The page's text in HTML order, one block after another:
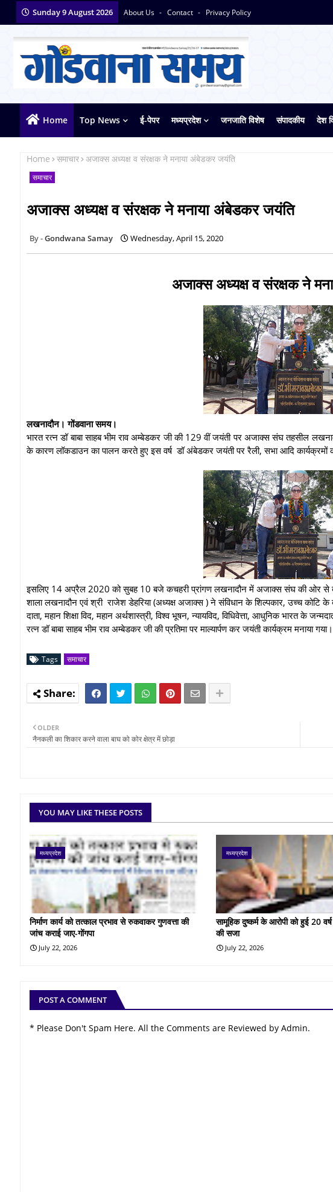
Sunday 9 August 2026 About Us Contact Privacy Policy
Home Top News ई-पेपर मध्यप्रदेश जनजाति विशेष संपादकीय देश
Home समाचार अजाक्स अध्यक्ष व संरक्षक ने मनाया अंबेडकर जयंति
समाचार
अजाक्स अध्यक्ष व संरक्षक ने मनाया अंबेडकर जयंति
Gondwana Samay Wednesday, April 15, 2020
अजाक्स अध्यक्ष व संरक्षक ने
लखनादौन। गोंडवाना समय।
भारत रत्न डॉ बाबा साहब भीम राव अम्बेडकर जी की 129 वीं जयंती पर अजाक्स संघ तहसील
के कारण लॉकडाउन का पालन करते हुए इस वर्ष डॉ अंबेडकर जयंती पर रैली, सभा आदि कार्यक्रमों
इसलिए 14 अप्रैल 2020 को सुबह 10 बजे कचहरी प्रांगण लखनादौन में अजाक्स संघ की ओर से दो
शाला लखनादौन एवं श्री राजेश डेहरिया (अध्यक्ष अजाक्स ) ने संविधान के शिल्पकार, उच्च कोटि के
दाता, महान शिक्षा विद, महान अर्थशास्त्री, विश्व भूषन, न्यायविद, विधिवेत्ता, आधुनिक भारत के
रत्न डॉ बाबा साहब भीम राव अम्बेडकर जी की प्रतिमा पर माल्यार्पण कर जयंती कार्यक्रम
Tags समाचार
OLDER
नैनकली का शिकार करने वाला बाघ को कोर क्षेत्र में छोड़ा
YOU MAY LIKE THESE POSTS
मध्यप्रदेश
निर्माण कार्य को तत्काल प्रभाव से रुकवाकर गुणवत्ता की
जांच कराई जाए-गोंगपा
July 22, 2026
मध्यप्रदेश
सामूहिक दुष्कर्म के आरोपी को हुई 20
की सजा
July 22, 2026
POST A COMMENT
* Please Don't Spam Here. All the Comments are Reviewed by Admin.